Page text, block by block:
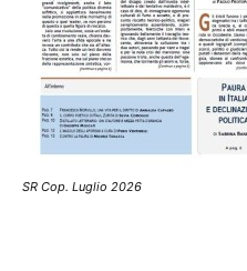
SR Cop. Luglio 2026